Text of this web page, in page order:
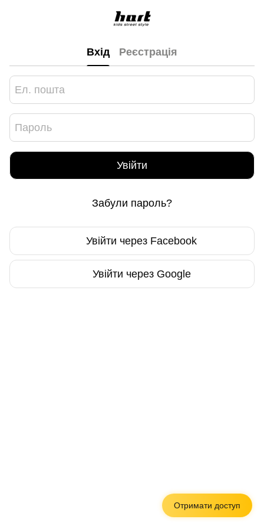
Вхід Реєстрація
Увійти
Забули пароль?
Увійти через Facebook
Увійти через Google
Отримати доступ